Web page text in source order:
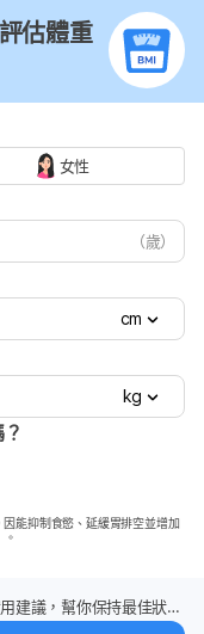
估體重
女性
（歲）
cm
kg
能抑制食慾、延緩胃排空並增加
建議，幫你保持最佳狀